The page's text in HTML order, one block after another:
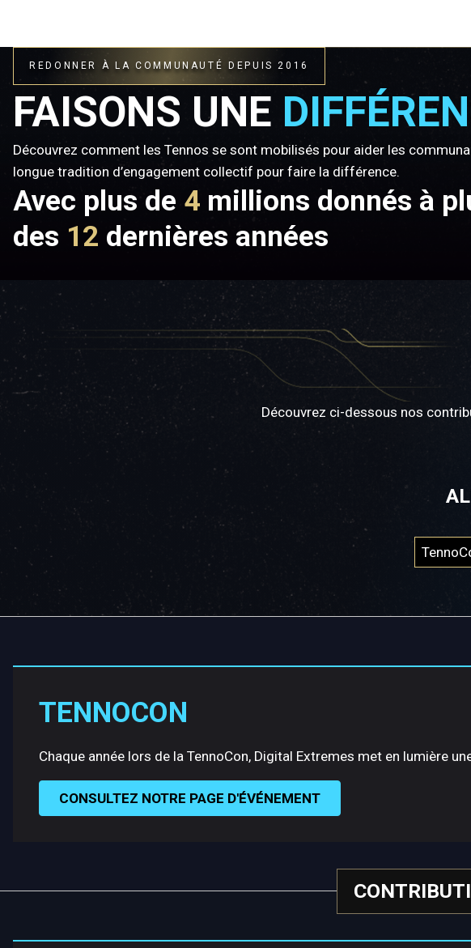
REDONNER À LA COMMUNAUTÉ DEPUIS 2016
FAISONS UNE
Découvrez comment les Tennos se sont mobilisés pour aider les
longue tradition d’engagement collectif pour faire la différence.
Avec plus de 4 millions donnés à
des 12 dernières années
Découvrez ci-dessous nos
TENNOCON
Chaque année lors de la TennoCon, Digital Extremes met en lumière
CONSULTEZ NOTRE PAGE D'ÉVÉNEMENT